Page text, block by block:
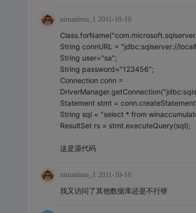
nimanima_1 2011-10-10
String connURL = "jdbc:sqlserver://
String user="sa";
String password="123456";
Connection conn =
Statement stmt =
String sql = "select * from
ResultSet rs = stmt.executeQuery(sql);
这是源代码
nimanima_1 2011-10-10
我又访问了其他数据库还是不行呀